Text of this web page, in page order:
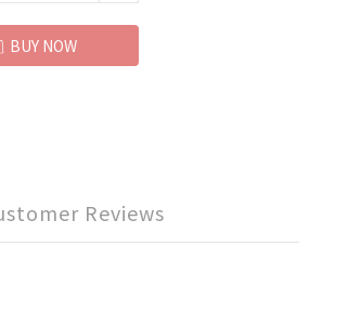
BUY NOW
Reviews